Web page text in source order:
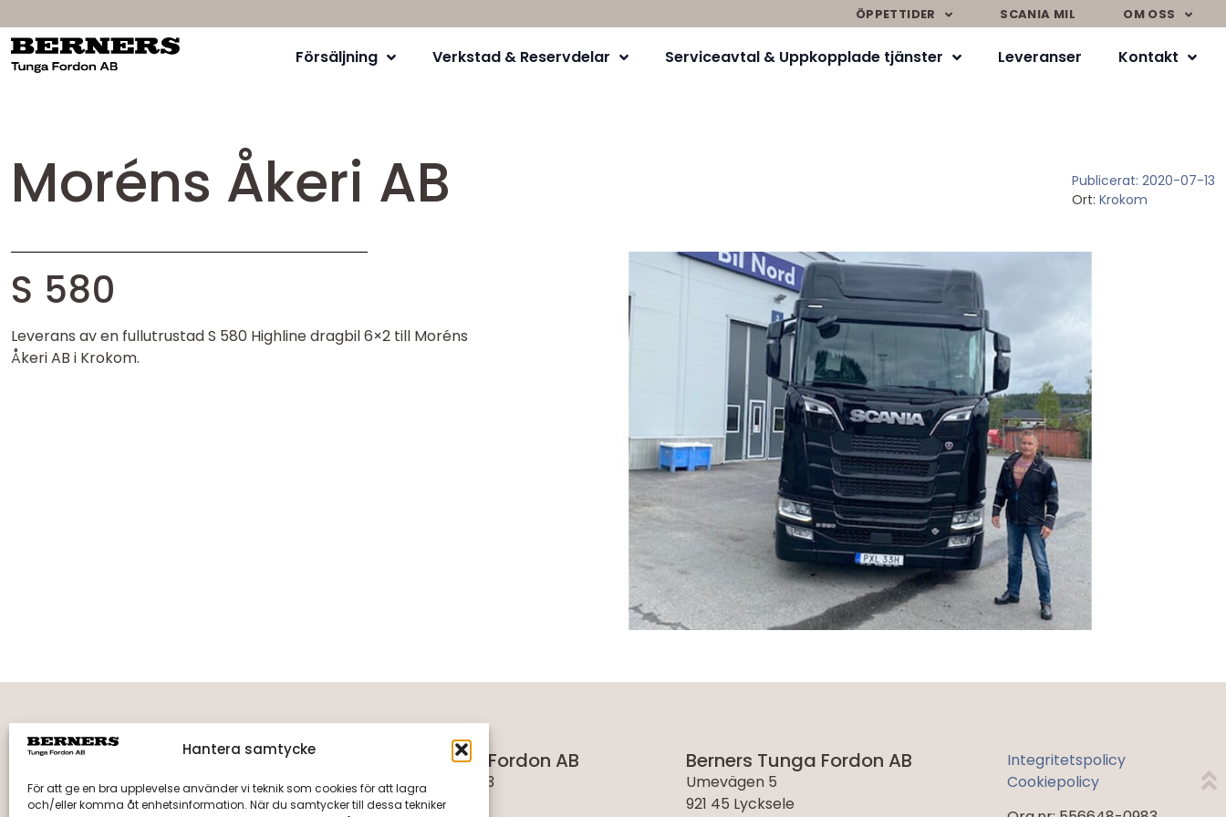
Hantera samtycke
För att ge en bra upplevelse använder vi teknik som cookies för att lagra
och/eller komma åt enhetsinformation. När du samtycker till dessa tekniker
ÖPPETTIDER SCANIA MIL OM OSS
Försäljning Verkstad & Reservdelar Serviceavtal & Uppkopplade tjänster Leveranser Kontakt
Moréns Åkeri AB Publicerat: 2020-07-13
Ort: Krokom
S 580
Leverans av en fullutrustad S 580 Highline dragbil 6×2 till Moréns
Åkeri AB i Krokom.
Fakturaadress
Berners Tunga Fordon AB
Fack 110510, R011
Berners Tunga Fordon AB
Tegelbruksvägen 13
891 55 Arnäsvall
Berners Tunga Fordon AB
Umevägen 5
921 45 Lycksele
Integritetspolicy
Cookiepolicy